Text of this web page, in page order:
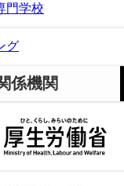
門学校
グ
係機関